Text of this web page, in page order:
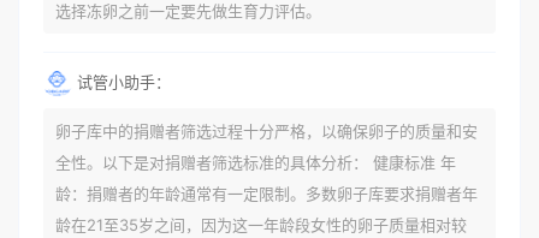
选择冻卵之前一定要先做生育力评估。
试管小助手：
卵子库中的捐赠者筛选过程十分严格，以确保卵子的质量和安
全性。以下是对捐赠者筛选标准的具体分析： 健康标准 年
龄：捐赠者的年龄通常有一定限制。多数卵子库要求捐赠者年
龄在21至35岁之间，因为这一年龄段女性的卵子质量相对较